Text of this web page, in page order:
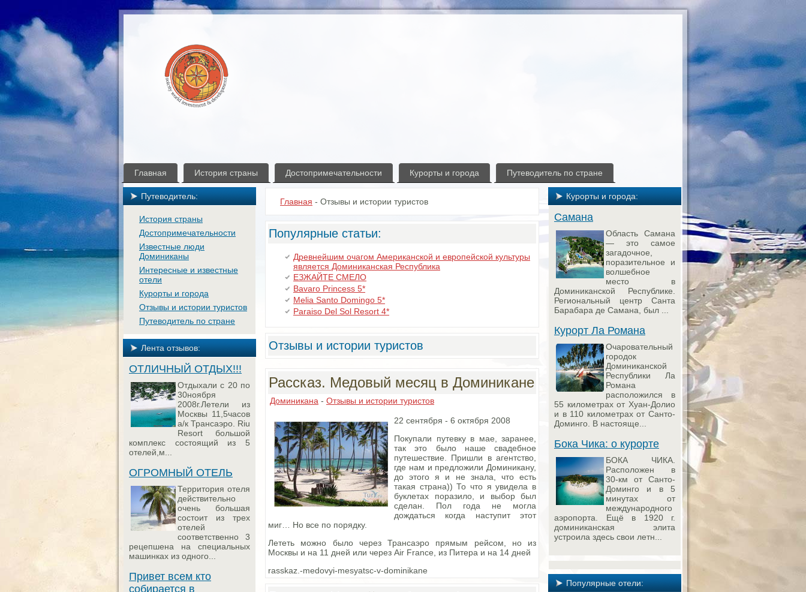
Главная История страны Достопримечательности Курорты и города Путеводитель по стране
Путеводитель:
История страны
Достопримечательности
Известные люди
Доминиканы
Интересные и известные
отели
Курорты и города
Отзывы и истории туристов
Путеводитель по стране
Лента отзывов:
ОТЛИЧНЫЙ ОТДЫХ!!!
Отдыхали с 20 по
30ноября
2008г.Летели из
Москвы 11,5часов
а/к Трансаэро. Riu
Resort большой
комплекс состоящий из 5
отелей,м...
ОГРОМНЫЙ ОТЕЛЬ
Территория отеля
действительно
очень большая
состоит из трех
отелей
соответственно 3
рецепшена на специальных
машинках из одного...
Привет всем кто
собирается в
Главная - Отзывы и истории туристов
Популярные статьи:
Древнейшим очагом Американской и европейской культуры
является Доминиканская Республика
ЕЗЖАЙТЕ СМЕЛО
Bavaro Princess 5*
Melia Santo Domingo 5*
Paraiso Del Sol Resort 4*
Отзывы и истории туристов
Рассказ. Медовый месяц в Доминикане
Доминикана - Отзывы и истории туристов
22 сентября - 6 октября 2008
Покупали путевку в мае, заранее,
так это было наше свадебное
путешествие. Пришли в агентство,
где нам и предложили Доминикану,
до этого я и не знала, что есть
такая страна)) То что я увидела в
буклетах поразило, и выбор был
сделан. Пол года не могла
дождаться когда наступит этот
миг… Но все по порядку.
Лететь можно было через Трансаэро прямым рейсом, но из
Москвы и на 11 дней или через Air France, из Питера и на 14 дней
rasskaz.-medovyi-mesyatsc-v-dominikane
Курорты и города:
Самана
Область Самана
— это самое
загадочное,
поразительное и
волшебное
место в
Доминиканской Республике.
Региональный центр Санта
Барабара де Самана, был ...
Курорт Ла Романа
Очаровательный
городок
Доминиканской
Республики Ла
Романа
расположился в
55 километрах от Хуан-Долио
и в 110 километрах от Санто-
Доминго. В настояще...
Бока Чика: о курорте
БОКА ЧИКА.
Расположен в
30-км от Санто-
Доминго и в 5
минутах от
международного
аэропорта. Ещё в 1920 г.
доминиканская элита
устроила здесь свои летн...
Популярные отели: